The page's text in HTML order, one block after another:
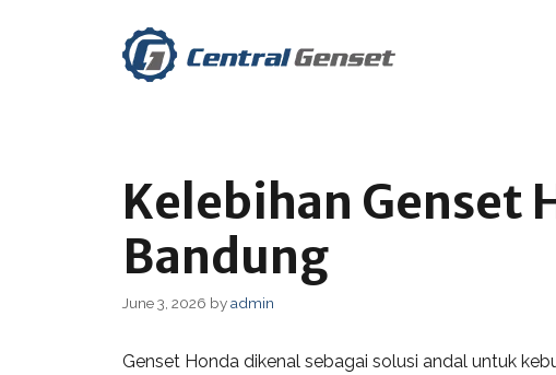
Kelebihan Genset
Bandung
June 3, 2026 byadmin
Genset Honda dikenal sebagai solusi andal untuk